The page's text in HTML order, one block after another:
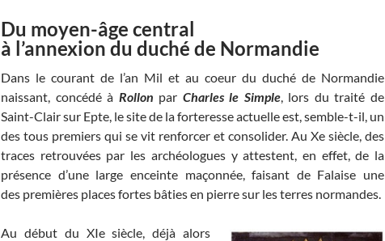
Du moyen-âge central
à l’annexion du duché de Normandie
Dans le courant de l’an Mil et au coeur du duché de Normandie
naissant, concédé à Rollon par Charles le Simple, lors du traité de
Saint-Clair sur Epte, le site de la forteresse actuelle est, semble-t-il, un
des tous premiers qui se vit renforcer et consolider. Au Xe siècle, des
traces retrouvées par les archéologues y attestent, en effet, de la
présence d’une large enceinte maçonnée, faisant de Falaise une
des premières places fortes bâties en pierre sur les terres normandes.
Au début du XIe siècle, déjà alors